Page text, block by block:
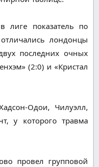
показатель по
лондонцы
последних очных
(2:0) и «Кристал
Одои, Чилуэлл,
у которого травма
провел групповой